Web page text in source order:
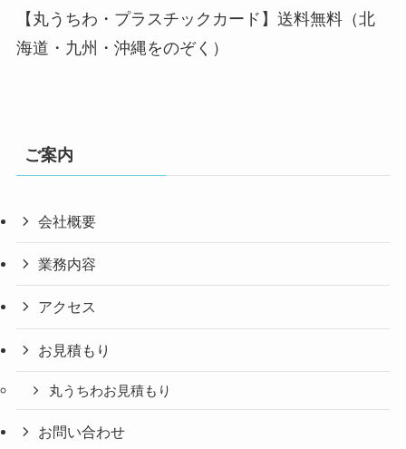
【丸うちわ・プラスチックカード】送料無料（北
海道・九州・沖縄をのぞく）
ご案内
会社概要
業務内容
アクセス
お見積もり
丸うちわお見積もり
お問い合わせ